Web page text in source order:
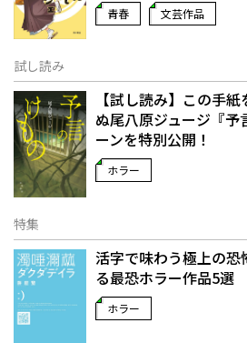
青春 文芸作品
試し読み
【試し読み】この手
ぬ――尾八原ジュージ『
ーンを特別公開！
ホラー
特集
活字で味わう極上の
る最恐ホラー作品5選
ホラー